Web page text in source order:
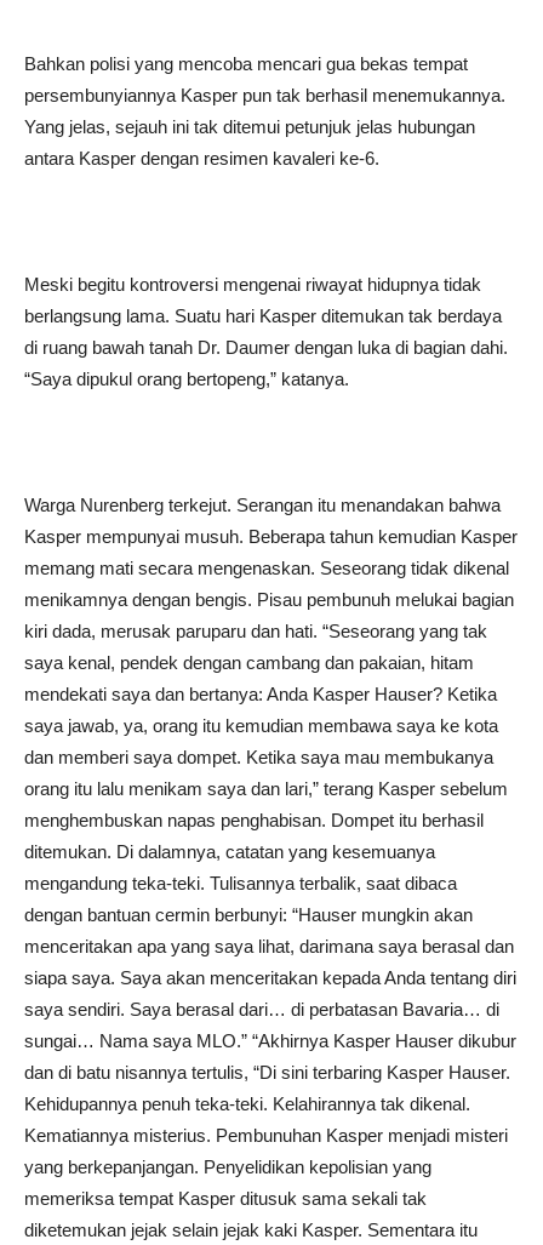
Bahkan polisi yang mencoba mencari gua bekas tempat
persembunyiannya Kasper pun tak berhasil menemukannya.
Yang jelas, sejauh ini tak ditemui petunjuk jelas hubungan
antara Kasper dengan resimen kavaleri ke-6.
Meski begitu kontroversi mengenai riwayat hidupnya tidak
berlangsung lama. Suatu hari Kasper ditemukan tak berdaya
di ruang bawah tanah Dr. Daumer dengan luka di bagian dahi.
“Saya dipukul orang bertopeng,” katanya.
Warga Nurenberg terkejut. Serangan itu menandakan bahwa
Kasper mempunyai musuh. Beberapa tahun kemudian Kasper
memang mati secara mengenaskan. Seseorang tidak dikenal
menikamnya dengan bengis. Pisau pembunuh melukai bagian
kiri dada, merusak paruparu dan hati. “Seseorang yang tak
saya kenal, pendek dengan cambang dan pakaian, hitam
mendekati saya dan bertanya: Anda Kasper Hauser? Ketika
saya jawab, ya, orang itu kemudian membawa saya ke kota
dan memberi saya dompet. Ketika saya mau membukanya
orang itu lalu menikam saya dan lari,” terang Kasper sebelum
menghembuskan napas penghabisan. Dompet itu berhasil
ditemukan. Di dalamnya, catatan yang kesemuanya
mengandung teka-teki. Tulisannya terbalik, saat dibaca
dengan bantuan cermin berbunyi: “Hauser mungkin akan
menceritakan apa yang saya lihat, darimana saya berasal dan
siapa saya. Saya akan menceritakan kepada Anda tentang diri
saya sendiri. Saya berasal dari… di perbatasan Bavaria… di
sungai… Nama saya MLO.” “Akhirnya Kasper Hauser dikubur
dan di batu nisannya tertulis, “Di sini terbaring Kasper Hauser.
Kehidupannya penuh teka-teki. Kelahirannya tak dikenal.
Kematiannya misterius. Pembunuhan Kasper menjadi misteri
yang berkepanjangan. Penyelidikan kepolisian yang
memeriksa tempat Kasper ditusuk sama sekali tak
diketemukan jejak selain jejak kaki Kasper. Sementara itu